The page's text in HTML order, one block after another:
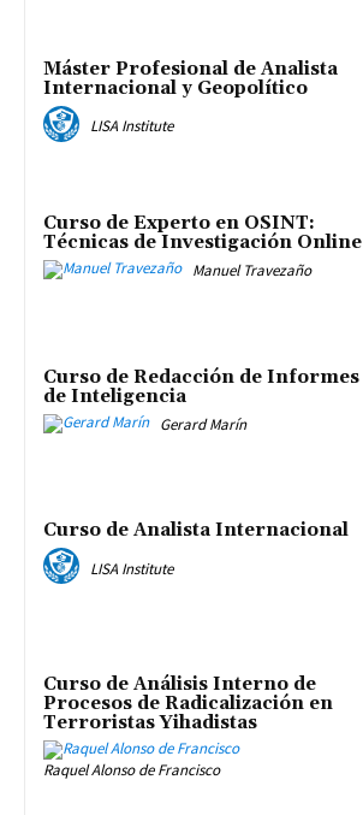
Máster Profesional de Analista
Internacional y Geopolítico
LISA Institute
Curso de Experto en OSINT:
Técnicas de Investigación Online
Manuel Travezaño
Curso de Redacción de Informes
de Inteligencia
Gerard Marín
Curso de Analista Internacional
LISA Institute
Curso de Análisis Interno de
Procesos de Radicalización en
Terroristas Yihadistas
Raquel Alonso de Francisco